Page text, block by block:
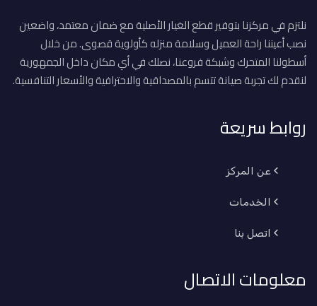
نلتزم في مركزنا بتوفير قطع الغيار الأصلية مع ضمان معتمد، واضعين
نصب أعيننا راحة العميل وسلامة منزله كأولوية قصوى. من خلال
أسطولنا المتحرك وشبكة فروعنا، نصلك في أي مكان داخل الجمهورية
لنقدم لك تجربة صيانة تتسم بالمصداقية والاحترافية والأسعار التنافسية.
روابط سريعة
عن المركز
الخدمات
اتصل بنا
معلومات الاتصال